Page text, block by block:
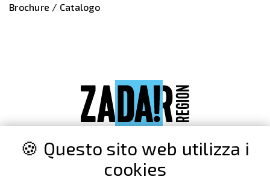
Brochure / Catalogo
🍪 Questo sito web utilizza i
cookies